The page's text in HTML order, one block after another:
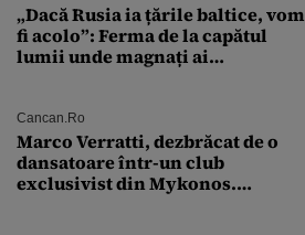
„Dacă Rusia ia țările baltice, vom
fi acolo”: Ferma de la capătul
lumii unde magnați ai
Cancan.ro
Marco Verratti, dezbrăcat de o
dansatoare într-un club
exclusivist din Mykonos.